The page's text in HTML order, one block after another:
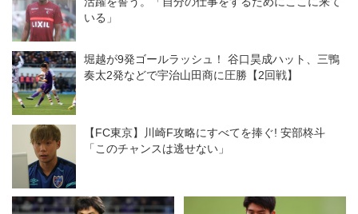
に」扱う
いる」
堀越が9発ゴールラッシュ！ 谷口昊成ハット、三鴨
奏太2発などで宇治山田商に圧勝【2回戦】
【FC東京】川崎F攻略にすべてを捧ぐ! 安部柊斗
「このチャンスは逃せない」